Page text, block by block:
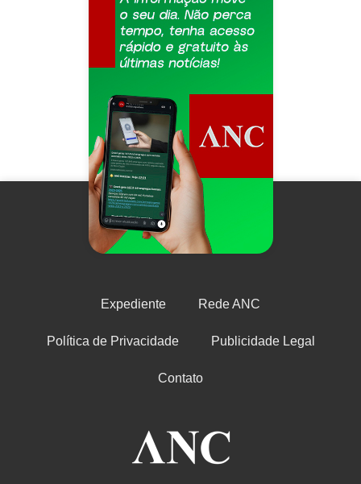
Expediente Rede ANC
Política de Privacidade Publicidade Legal
Contato